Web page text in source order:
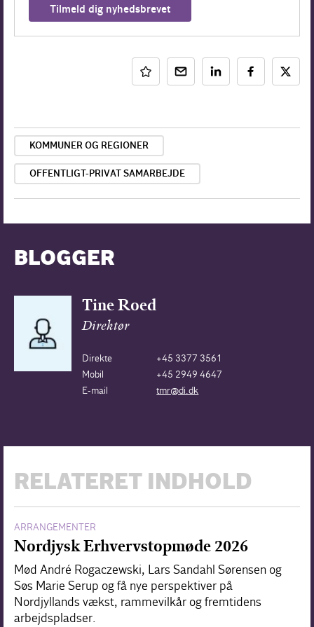
Tilmeld dig nyhedsbrevet
KOMMUNER OG REGIONER
OFFENTLIGT-PRIVAT SAMARBEJDE
BLOGGER
Tine Roed
Direktør
Direkte
+45 3377 3561
Mobil
+45 2949 4647
E-mail
tmr@di.dk
RELATERET INDHOLD
ARRANGEMENTER
Nordjysk Erhvervstopmøde 2026
Mød André Rogaczewski, Lars Sandahl Sørensen og
Søs Marie Serup og få nye perspektiver på
Nordjyllands vækst, rammevilkår og fremtidens
arbejdspladser.